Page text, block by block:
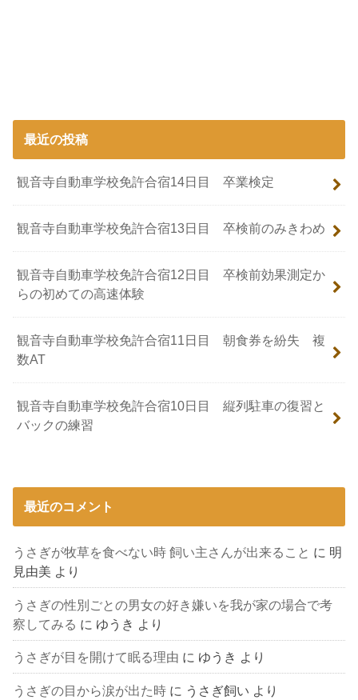
最近の投稿
観音寺自動車学校免許合宿14日目 卒業検定
観音寺自動車学校免許合宿13日目 卒検前のみきわめ
観音寺自動車学校免許合宿12日目 卒検前効果測定か
らの初めての高速体験
観音寺自動車学校免許合宿11日目 朝食券を紛失 複
数AT
観音寺自動車学校免許合宿10日目 縦列駐車の復習と
バックの練習
最近のコメント
うさぎが牧草を食べない時 飼い主さんが出来ること に 明
見由美 より
うさぎの性別ごとの男女の好き嫌いを我が家の場合で考
察してみる に ゆうき より
うさぎが目を開けて眠る理由 に ゆうき より
うさぎの目から涙が出た時 に うさぎ飼い より